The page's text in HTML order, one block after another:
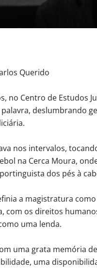
Querido
no Centro de Estudos
deslumbrando
nos intervalos,
na Cerca Moura,
dos pés à
a magistratura
com os direitos
uma lenda.
uma grata memória
uma